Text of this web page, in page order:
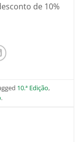
de 10%
10.ª Edição,
.